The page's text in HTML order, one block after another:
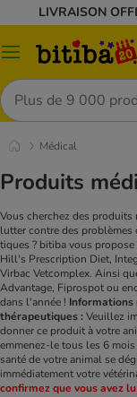
LIVRAISON
Menu
Rechercher
Médical
Produits
Vous cherchez des
lutter contre des problèmes
tiques ? bitiba vous
Hill's Prescription Diet,
Virbac Vetcomplex. Ainsi
Advantage, Fiprospot ou
dans l'année !
thérapeutiques :Veuillez
donner ce produit à votre
emmenez-le tous les 6
santé de votre animal se
immédiatement votre
confirmez que vous avez